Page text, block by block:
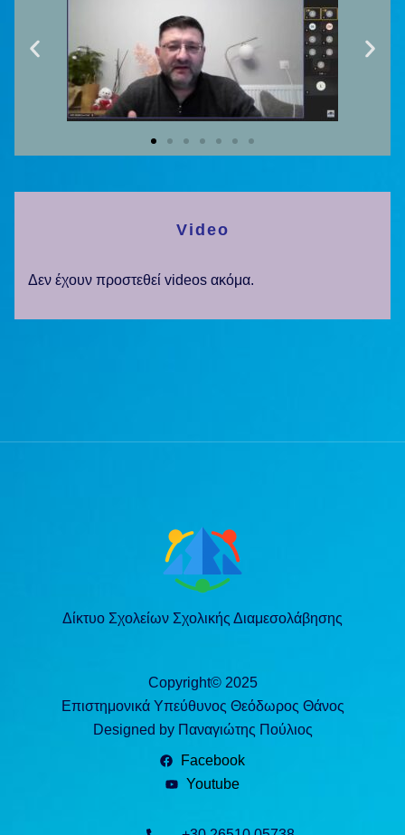
Video
Δεν έχουν προστεθεί videos ακόμα.
Δίκτυο Σχολείων Σχολικής Διαμεσολάβησης
Copyright© 2025
Επιστημονικά Υπεύθυνος Θεόδωρος Θάνος
Designed by Παναγιώτης Πούλιος
Facebook
Youtube